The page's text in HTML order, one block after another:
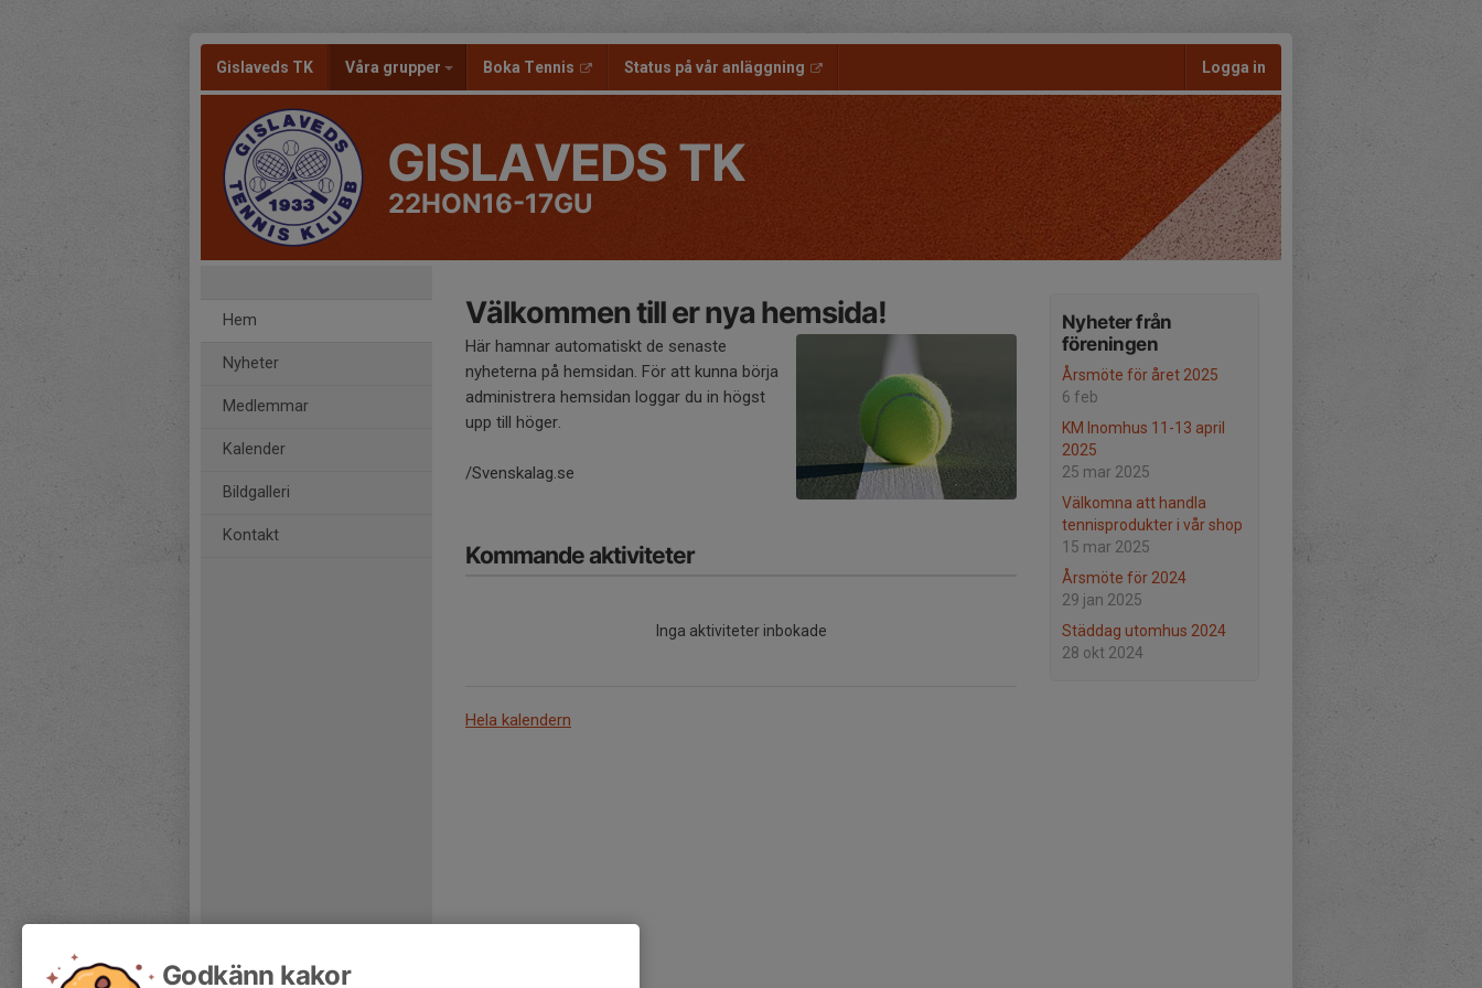
Gislaveds TK Våra grupper Boka Tennis Status på vår anläggning Logga in
GISLAVEDS TK
22HON16-17GU
Hem
Nyheter
Medlemmar
Kalender
Bildgalleri
Kontakt
Nyheter från
föreningen
Årsmöte för året 2025
6 feb
KM Inomhus 11-13 april
2025
25 mar 2025
Välkomna att handla
tennisprodukter i vår shop
15 mar 2025
Årsmöte för 2024
29 jan 2025
Städdag utomhus 2024
28 okt 2024
Välkommen till er nya hemsida!
Här hamnar automatiskt de senaste
nyheterna på hemsidan. För att kunna börja
administrera hemsidan loggar du in högst
upp till höger.
/Svenskalag.se
Kommande aktiviteter
Inga aktiviteter inbokade
Hela kalendern
Godkänn kakor